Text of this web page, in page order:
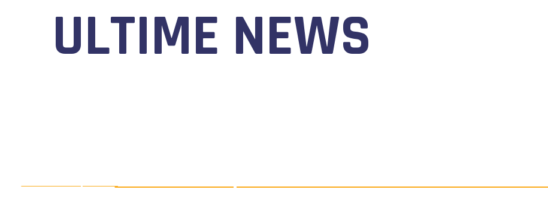
ULTIME NEWS
MOTONAUTICA CIRCUITO, DAL 7 AL 9 AGOSTO 2026 TORNA IL WATERFESTIVAL AL LAGO DI